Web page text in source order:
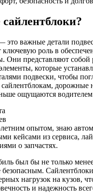
это важные детали
ключевую роль в
Они представляют собой
которые
подвески, чтобы
дорожные
ощущаются
опытом, знаю
кейсами из сервиса,
о запчастях.
был бы не только
безопасным.
нагрузок на кузов,
и надежность